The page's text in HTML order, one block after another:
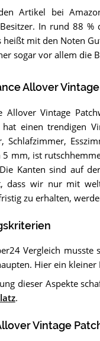
Artikel bei
In rund 88 %
heißt mit den Noten
sogar vor allem die
Allover
Allover Vintage
hat einen trendigen
Schlafzimmer,
5 mm, ist
Kanten sind auf
dass wir nur mit
zu erhalten,
Vergleich
Hier ein
dieser Aspekte
.
Vintage